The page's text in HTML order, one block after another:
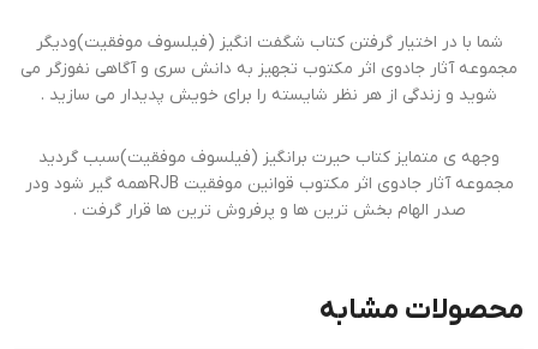
شما با در اختیار گرفتن کتاب شگفت انگیز (فیلسوف موفقیت)ودیگر
مجموعه آثار جادوی اثر مکتوب تجهیز به دانش سری و آگاهی نفوزگر می
شوید و زندگی از هر نظر شایسته را برای خویش پدیدار می سازید .
وجهه ی متمایز کتاب حیرت برانگیز (فیلسوف موفقیت)سبب گردید
مجموعه آثار جادوی اثر مکتوب قوانین موفقیت RJBهمه گیر شود ودر
صدر الهام بخش ترین ها و پرفروش ترین ها قرار گرفت .
محصولات مشابه